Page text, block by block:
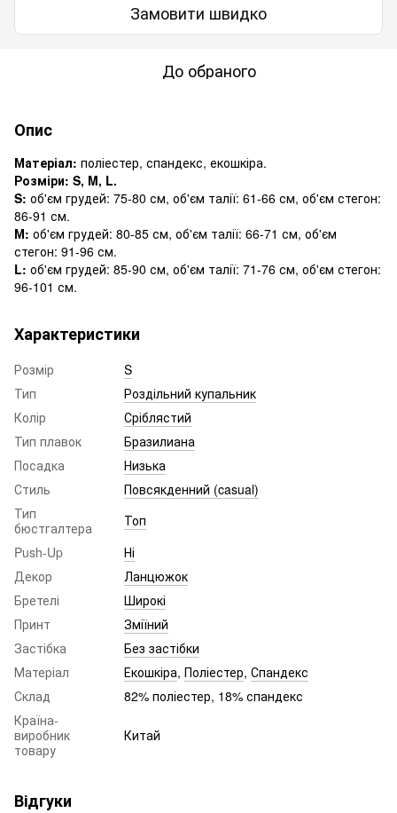
Замовити швидко
До обраного
Опис
Матеріал: поліестер, спандекс, екошкіра.
Розміри: S, M, L.
S: об'єм грудей: 75-80 см, об'єм талії: 61-66 см, об'єм стегон:
86-91 см.
М: об'єм грудей: 80-85 см, об'єм талії: 66-71 см, об'єм
стегон: 91-96 см.
L: об'єм грудей: 85-90 см, об'єм талії: 71-76 см, об'єм стегон:
96-101 см.
Характеристики
Розмір
S
Тип
Роздільний купальник
Колір
Сріблястий
Тип плавок
Бразилиана
Посадка
Низька
Стиль
Повсякденний (casual)
Тип
бюстгалтера
Топ
Push-Up
Ні
Декор
Ланцюжок
Бретелі
Широкі
Принт
Зміїний
Застібка
Без застібки
Матеріал
Екошкіра, Поліестер, Спандекс
Склад
82% поліестер, 18% спандекс
Країна-
виробник
товару
Китай
Відгуки